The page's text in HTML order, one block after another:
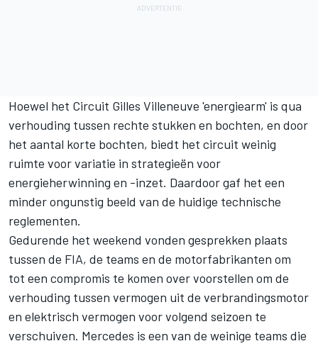
Hoewel het Circuit Gilles Villeneuve 'energiearm' is qua
verhouding tussen rechte stukken en bochten, en door
het aantal korte bochten, biedt het circuit weinig
ruimte voor variatie in strategieën voor
energieherwinning en -inzet. Daardoor gaf het een
minder ongunstig beeld van de huidige technische
reglementen.
Gedurende het weekend vonden gesprekken plaats
tussen de FIA, de teams en de motorfabrikanten om
tot een compromis te komen over voorstellen om de
verhouding tussen vermogen uit de verbrandingsmotor
en elektrisch vermogen voor volgend seizoen te
verschuiven. Mercedes is een van de weinige teams die